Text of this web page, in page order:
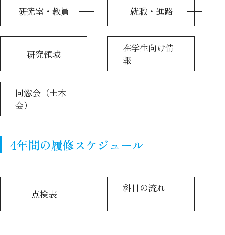
研究室・教員 就職・進路
研究領域
在学生向け情
報
同窓会（土木
会）
4年間の履修スケジュール
点検表 科目の流れ